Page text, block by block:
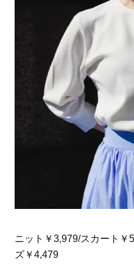
ニット￥3,979/スカート￥
ズ￥4,479